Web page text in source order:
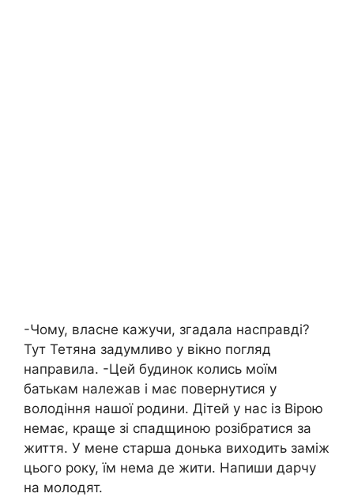
-Чому, власне кажучи, згадала насправді?
Тут Тетяна задумливо у вікно погляд
направила. -Цей будинок колись моїм
батькам належав і має повернутися у
володіння нашої родини. Дітей у нас із Вірою
немає, краще зі спадщиною розібратися за
життя. У мене старша донька виходить заміж
цього року, їм нема де жити. Напиши дарчу
на молодят.